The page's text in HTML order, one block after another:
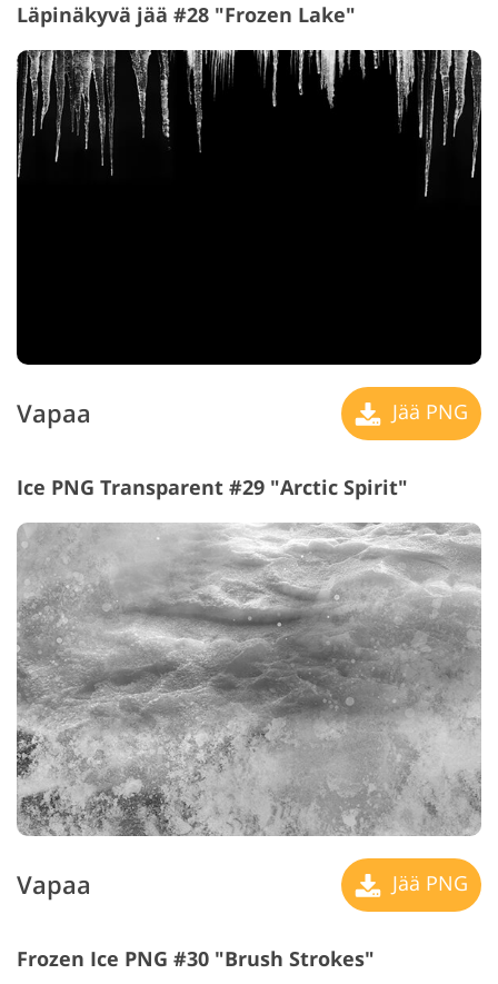
Läpinäkyvä jää #28 "Frozen Lake"
Vapaa Jää PNG
Ice PNG Transparent #29 "Arctic Spirit"
Vapaa Jää PNG
Frozen Ice PNG #30 "Brush Strokes"